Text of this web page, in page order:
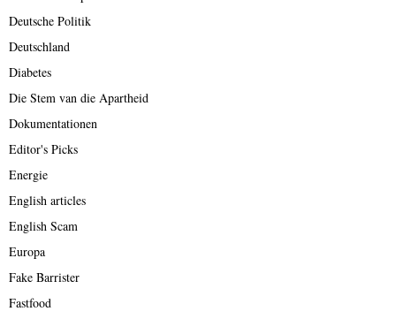
Deutsche Politik
Deutschland
Diabetes
Die Stem van die Apartheid
Dokumentationen
Editor's Picks
Energie
English articles
English Scam
Europa
Fake Barrister
Fastfood